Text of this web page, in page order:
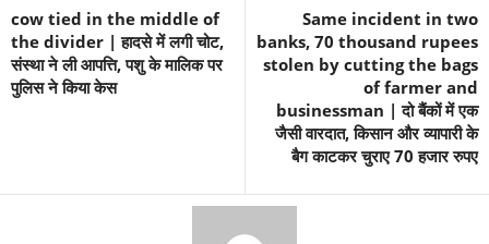
cow tied in the middle of
the divider | हादसे में लगी चोट,
संस्था ने ली आपत्ति, पशु के मालिक पर
पुलिस ने किया केस
Same incident in two
banks, 70 thousand rupees
stolen by cutting the bags
of farmer and
businessman | दो बैंकों में एक
जैसी वारदात, किसान और व्यापारी के
बैग काटकर चुराए 70 हजार रुपए